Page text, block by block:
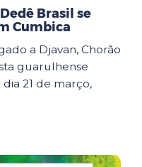
Brasil se
Cumbica
a Djavan, Chorão
guarulhense
21 de março,